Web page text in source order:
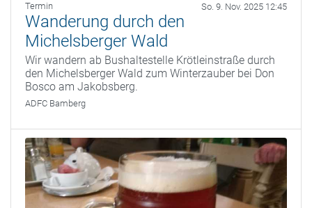
Termin So. 9. Nov. 2025 12:45
Wanderung durch den
Michelsberger Wald
Wir wandern ab Bushaltestelle Krötleinstraße durch
den Michelsberger Wald zum Winterzauber bei Don
Bosco am Jakobsberg.
ADFC Bamberg